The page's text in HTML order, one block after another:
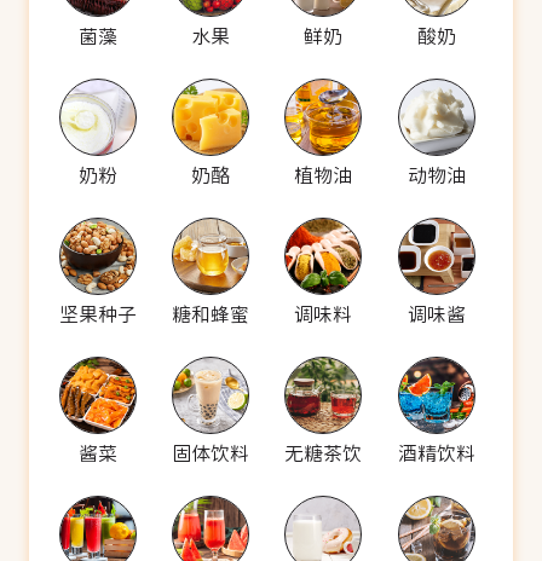
菌藻 水果 鲜奶 酸奶
奶粉 奶酪 植物油 动物油
坚果种子 糖和蜂蜜 调味料 调味酱
酱菜 固体饮料 无糖茶饮 酒精饮料